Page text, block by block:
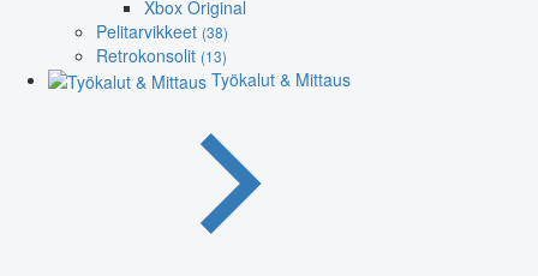
Xbox Original
Pelitarvikkeet (38)
Retrokonsolit (13)
Työkalut & Mittaus